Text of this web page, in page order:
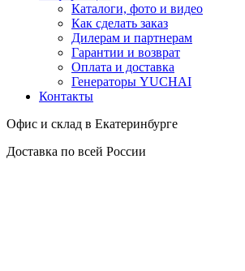
Каталоги, фото и видео
Как сделать заказ
Дилерам и партнерам
Гарантии и возврат
Оплата и доставка
Генераторы YUCHAI
Контакты
Офис и склад в Екатеринбурге
Доставка по всей России